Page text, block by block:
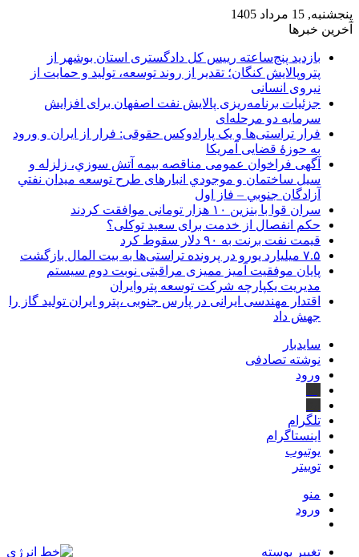
پنجشنبه, 15 مرداد 1405
آخرین خبرها
بازدید پنج‌ساعته رییس کل دادگستری استان بوشهر از
پتروپالایش کنگان؛ تقدیر از روند توسعه، تولید و حمایت از
نیروی انسانی
جزئیات برنامه‌ریزی پالایش نفت اصفهان برای افزایش
سرمایه دو مرحله‌ای
فرار تراستی‌ها و یک پارادوکس حقوقی: فرار از ایران و ورود
به حوزۀ قضایی آمریکا
آگهی فراخوان عمومی مناقصه بيمه آتش سوزي، زلزله و
سیل ساختمان و موجودي انبارهای طرح توسعه ميدان نفتي
آزادگان جنوبي – فاز اول
سران قوا با بنزین ۱۰ هزار تومانی موافقت کردند
حکم انفصال از خدمت برای سعید توکلی؟
قیمت نفت برنت به ۹۰ دلار سقوط کرد
۷.۵ میلیارد یورو در پرونده تراستی‌ها به بیت المال بازگشت
پایان موفقیت آمیز ممیزی مراقبتی نوبت دوم سیستم
مدیریت یکپارچه شرکت توسعه پتروایران
اقتدار مهندسی ایرانی در پارس جنوبی ،پترو ایران تولید گاز را
جهش داد
سایدبار
نوشته تصادفی
ورود
تلگرام
اینستاگرام
یوتیوب
توییتر
منو
ورود
تغییر پوسته